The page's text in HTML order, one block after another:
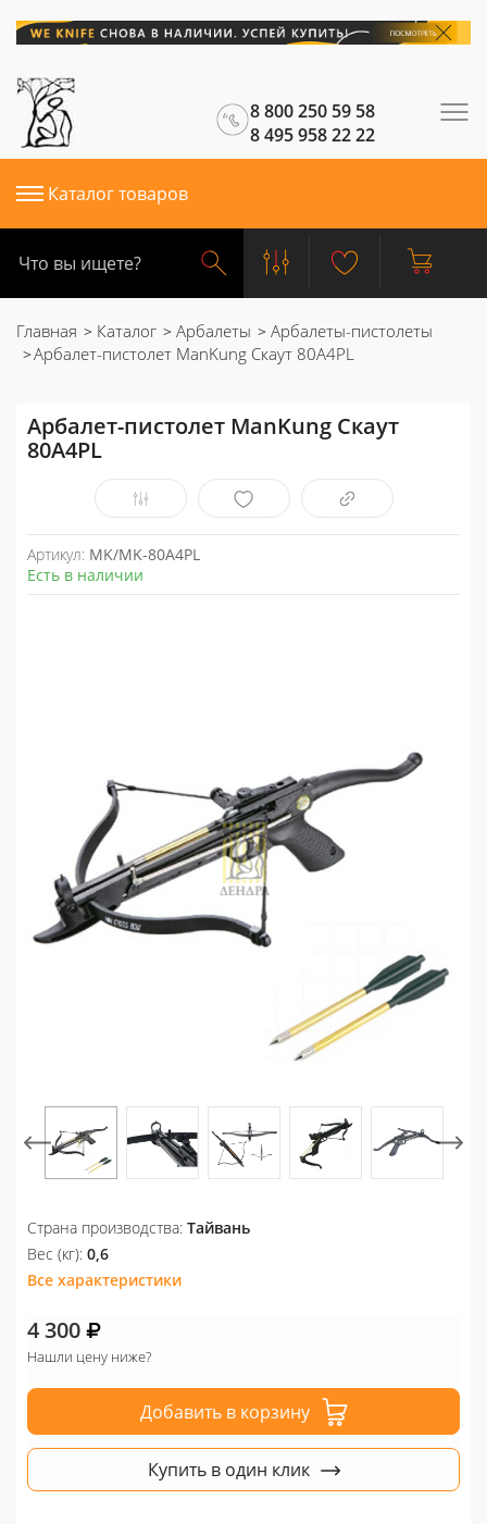
8 800 250 59 58
8 495 958 22 22
Каталог товаров
Главная Каталог Арбалеты
Арбалеты-пистолеты
Арбалет-пистолет ManKung Скаут 80A4PL
Арбалет-пистолет ManKung Скаут
80A4PL
Артикул: MK/MK-80A4PL
Есть в наличии
Страна производства: Тайвань
Вес (кг): 0,6
Все характеристики
4 300
Нашли цену ниже?
Добавить в корзину
Купить в один клик